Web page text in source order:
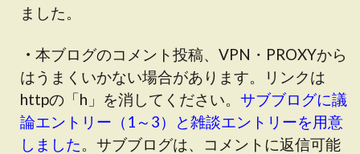
ました。
・ 本ブログのコメント投稿、VPN・PROXYから
はうまくいかない場合があります。
リンクは
httpの「h」を消してください。 サブブログに議
論エントリー（1～3）と雑談エントリーを用意
しました。サブブログは、コメントに返信可能